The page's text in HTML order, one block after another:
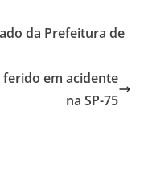
da Prefeitura de
em acidente
na SP-75